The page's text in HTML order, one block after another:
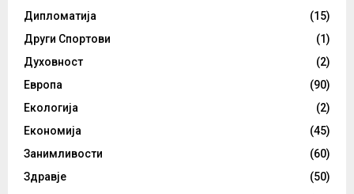
Дипломатија
(15)
Други Спортови
(1)
Духовност
(2)
Европа
(90)
Екологија
(2)
Економија
(45)
Занимливости
(60)
Здравје
(50)